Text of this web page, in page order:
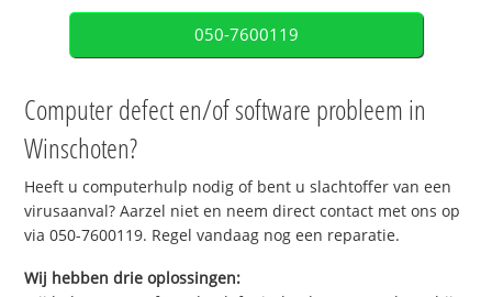
050-7600119
Computer defect en/of software probleem in
Winschoten?
Heeft u computerhulp nodig of bent u slachtoffer van een
virusaanval? Aarzel niet en neem direct contact met ons op
via 050-7600119. Regel vandaag nog een reparatie.
Wij hebben drie oplossingen: